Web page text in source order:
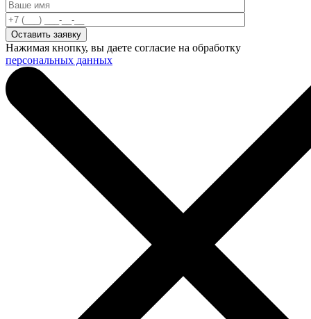
Нажимая кнопку, вы даете согласие на обработку
персональных данных